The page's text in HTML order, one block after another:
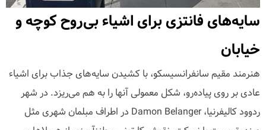
سایه‌های فانتزی برای اشیاء بی‌روح کوچه و
خیابان
هنرمند مقیم سانفرانسیسکو، با کشیدن سایه‌های جذاب برای اشیاء
عادی بر روی پیاده‌رو، شکل معمولی آنها را به هم می‌ریزد. در شهر
ردوود کالیفرنیا، Damon Belanger در اطراف مبلمان شهری مثل